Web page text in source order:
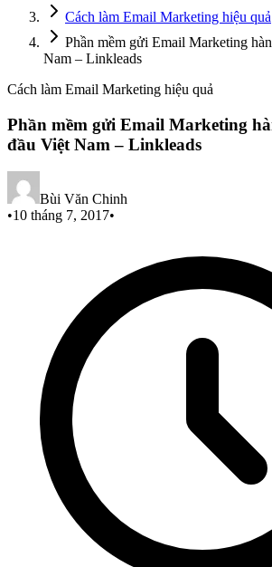
Cách làm Email Marketing hiệu quả
Phần mềm gửi Email Marketing
Nam – Linkleads
Cách làm Email Marketing hiệu quả
Phần mềm gửi Email Marketing
đầu Việt Nam – Linkleads
Bùi Văn Chinh
•10 tháng 7, 2017•